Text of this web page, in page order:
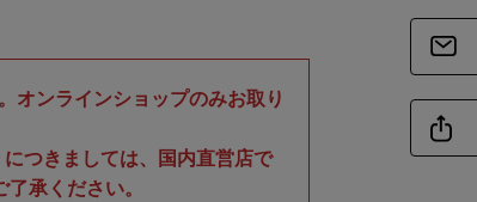
オンラインショップのみお取り
つきましては、国内直営店で
承ください。
商品詳細
素材